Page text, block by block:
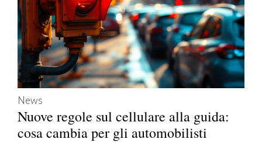
News
Nuove regole sul cellulare alla guida:
cosa cambia per gli automobilisti